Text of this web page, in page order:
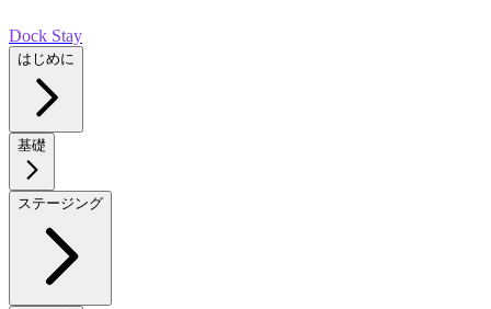
Dock Stay
はじめに
基礎
ステージング